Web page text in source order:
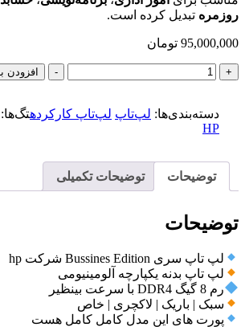
روزمره تبدیل کرده است.
95,000,000 تومان
+
hp
EliteBook
G10
Touchscreen
- افزودن
دسته‌بندی‌ها: لپ‌تاپ لپ‌تاپ کارکرده
HP
توضیحات توضیحات تکمیلی
توضیحات
لپ تاپ سری Bussines Edition شرکت hp
لپ تاپ بدنه یکپارچه آلومینیومی
رم 8 گیگ DDR4 با سرعت بینظیر
سبک | باریک | لاکچری | خاص
پورت های این مدل کامل کامل هست